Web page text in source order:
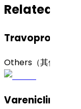
Related APIs
Travoprost（曲
Others（其他）
Varenicline